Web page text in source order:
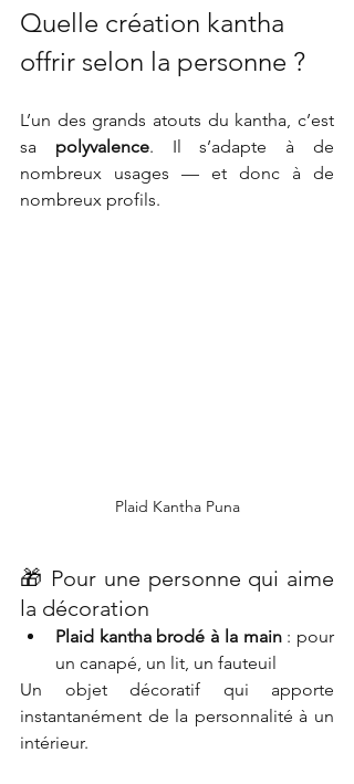
Quelle création kantha
offrir selon la personne ?
L’un des grands atouts du kantha, c’est
sa polyvalence. Il s’adapte à de
nombreux usages — et donc à de
nombreux profils.
Plaid Kantha Puna
🎁 Pour une personne qui aime
la décoration
Plaid kantha brodé à la main : pour
un canapé, un lit, un fauteuil
Un objet décoratif qui apporte
instantanément de la personnalité à un
intérieur.